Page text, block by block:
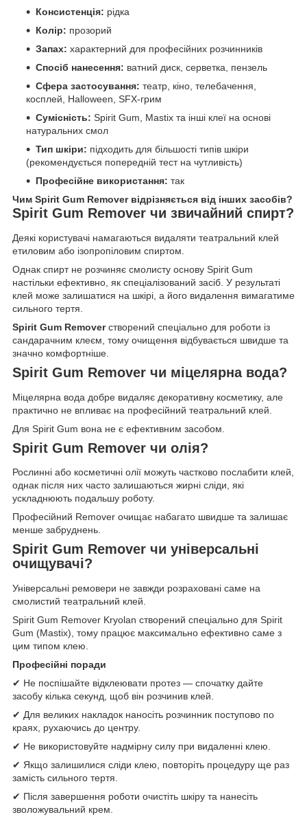
Консистенція: рідка
Колір: прозорий
Запах: характерний для професійних розчинників
Спосіб нанесення: ватний диск, серветка, пензель
Сфера застосування: театр, кіно, телебачення,
косплей, Halloween, SFX-грим
Сумісність: Spirit Gum, Mastix та інші клеї на основі
натуральних смол
Тип шкіри: підходить для більшості типів шкіри
(рекомендується попередній тест на чутливість)
Професійне використання: так
Чим Spirit Gum Remover відрізняється від інших засобів?
Spirit Gum Remover чи звичайний спирт?
Деякі користувачі намагаються видаляти театральний клей
етиловим або ізопропіловим спиртом.
Однак спирт не розчиняє смолисту основу Spirit Gum
настільки ефективно, як спеціалізований засіб. У результаті
клей може залишатися на шкірі, а його видалення вимагатиме
сильного тертя.
Spirit Gum Removerстворений спеціально для роботи із
сандарачним клеєм, тому очищення відбувається швидше та
значно комфортніше.
Spirit Gum Remover чи міцелярна вода?
Міцелярна вода добре видаляє декоративну косметику, але
практично не впливає на професійний театральний клей.
Для Spirit Gum вона не є ефективним засобом.
Spirit Gum Remover чи олія?
Рослинні або косметичні олії можуть частково послабити клей,
однак після них часто залишаються жирні сліди, які
ускладнюють подальшу роботу.
Професійний Remover очищає набагато швидше та залишає
менше забруднень.
Spirit Gum Remover чи універсальні
очищувачі?
Універсальні ремовери не завжди розраховані саме на
смолистий театральний клей.
Spirit Gum Remover Kryolan створений спеціально для Spirit
Gum (Mastix), тому працює максимально ефективно саме з
цим типом клею.
Професійні поради
✔ Не поспішайте відклеювати протез — спочатку дайте
засобу кілька секунд, щоб він розчинив клей.
✔ Для великих накладок наносіть розчинник поступово по
краях, рухаючись до центру.
✔ Не використовуйте надмірну силу при видаленні клею.
✔ Якщо залишилися сліди клею, повторіть процедуру ще раз
замість сильного тертя.
✔ Після завершення роботи очистіть шкіру та нанесіть
зволожувальний крем.